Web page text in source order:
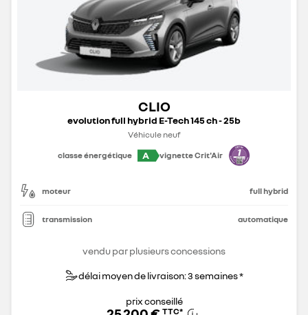
CLIO
evolution full hybrid E-Tech 145 ch - 25b
Véhicule neuf
classe énergétique
A vignette Crit'Air
moteur full hybrid
transmission automatique
vendu par plusieurs concessions
délai moyen de livraison: 3 semaines *
prix conseillé
TTC*